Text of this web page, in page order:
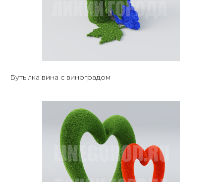
Бутылка вина с виноградом